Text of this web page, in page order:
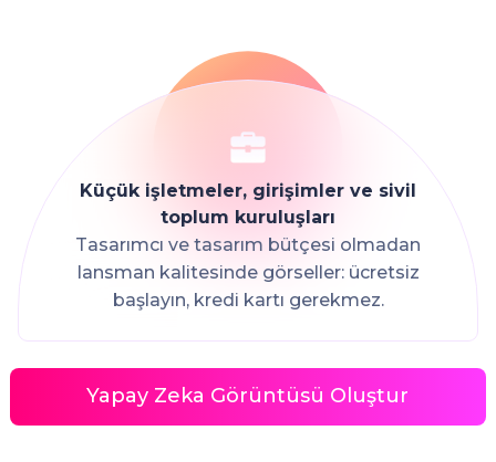
Küçük işletmeler, girişimler ve sivil
toplum kuruluşları
Tasarımcı ve tasarım bütçesi olmadan
lansman kalitesinde görseller: ücretsiz
başlayın, kredi kartı gerekmez.
Yapay Zeka Görüntüsü Oluştur